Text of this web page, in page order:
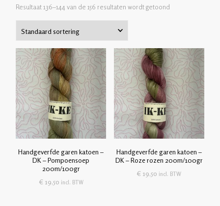
Resultaat 136–144 van de 156 resultaten wordt getoond
Handgeverfde garen katoen –
DK – Pompoensoep
200m/100gr
€ 19,50 incl. BTW
Handgeverfde garen katoen –
DK – Roze rozen 200m/100gr
€ 19,50 incl. BTW